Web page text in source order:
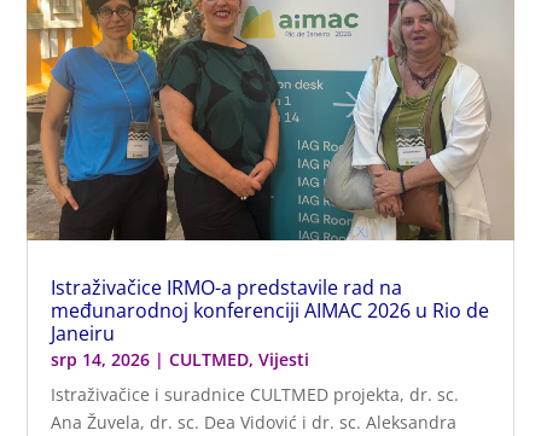
Istraživačice IRMO-a predstavile rad na
međunarodnoj konferenciji AIMAC 2026 u Rio de
Janeiru
srp 14, 2026 |CULTMED,Vijesti
Istraživačice i suradnice CULTMED projekta, dr. sc.
Ana Žuvela, dr. sc. Dea Vidović i dr. sc. Aleksandra